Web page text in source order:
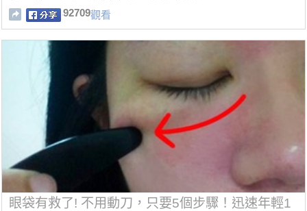
92709觀看
眼袋有救了! 不用動刀，只要5個步驟！迅速年輕1